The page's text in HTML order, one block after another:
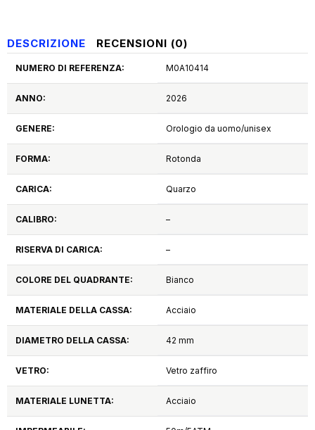
DESCRIZIONE RECENSIONI (0)
NUMERO DI REFERENZA: M0A10414
ANNO: 2026
GENERE: Orologio da uomo/unisex
FORMA: Rotonda
CARICA: Quarzo
CALIBRO: –
RISERVA DI CARICA: –
COLORE DEL QUADRANTE: Bianco
MATERIALE DELLA CASSA: Acciaio
DIAMETRO DELLA CASSA: 42 mm
VETRO: Vetro zaffiro
MATERIALE LUNETTA: Acciaio